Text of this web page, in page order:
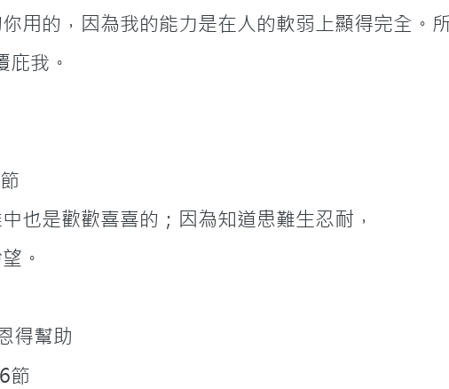
用的，因為我的能力是在人的軟弱上顯得完全。
我。
節
也是歡歡喜喜的；因為知道患難生忍耐，
。
恩得幫助
16節